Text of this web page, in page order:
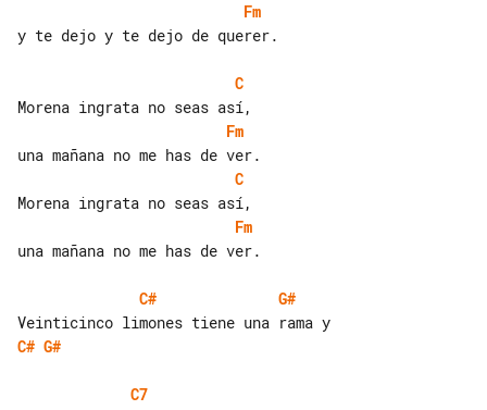
Fm
y te dejo y te dejo de querer.
C
Fm
C
Fm
una mañana no me has de ver.
C#
G#
C# G#
C7